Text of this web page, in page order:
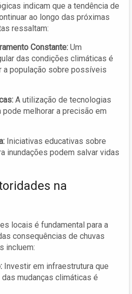
indicam que a tendência de
ao longo das próximas
ressaltam:
Constante: Um
das condições climáticas é
a população sobre possíveis
A utilização de tecnologias
melhorar a precisão em
Iniciativas educativas sobre
inundações podem salvar vidas
na
locais é fundamental para a
consequências de chuvas
incluem:
Investir em infraestrutura que
mudanças climáticas é